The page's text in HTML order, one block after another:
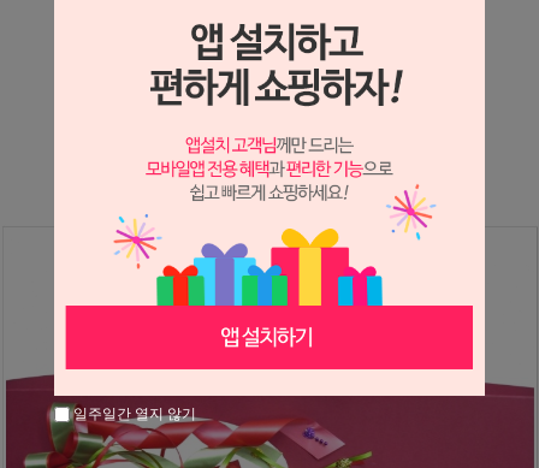
상세정보 새창 열기
상세 정보를 확대해 보실 수 있습니다.
※ 필독해주세요 ※
장미는 시세 변동에 따라 가격이 달라질 수 있으니
일주일간 열지 않기